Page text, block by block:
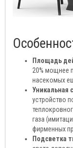
Площадь
20% мощнее
насекомых
Уникальная
устройство
газа
фирменных
Подсветка